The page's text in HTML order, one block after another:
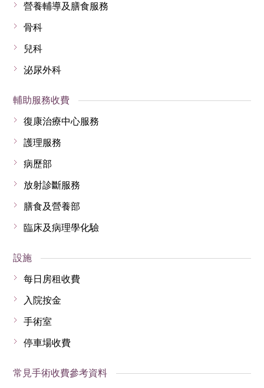
營養輔導及膳食服務
骨科
兒科
泌尿外科
輔助服務收費
復康治療中心服務
護理服務
病歷部
放射診斷服務
膳食及營養部
臨床及病理學化驗
設施
每日房租收費
入院按金
手術室
停車場收費
常見手術收費參考資料